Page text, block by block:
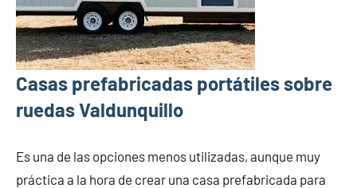
Casas prefabricadas portátiles sobre
ruedas Valdunquillo
Es una de las opciones menos utilizadas, aunque muy
práctica a la hora de crear una casa prefabricada para